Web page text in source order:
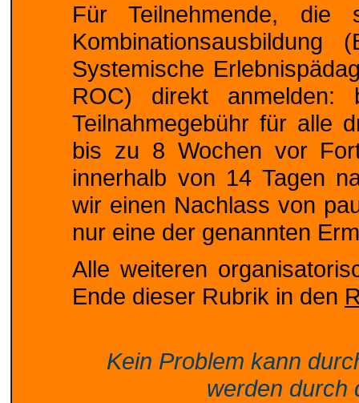
Für Teilnehmende,
Systemische
ROC) direkt
Teilnahmegebühr für alle
bis zu 8 Wochen vor
innerhalb von 14 Tagen
wir einen Nachlass von
nur eine der genannten
Alle weiteren
Ende dieser Rubrik in den
Kein Problem kann
werden durch